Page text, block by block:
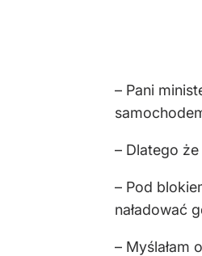
– Pani
– Dlatego
– Pod
naładować
– Myślałam